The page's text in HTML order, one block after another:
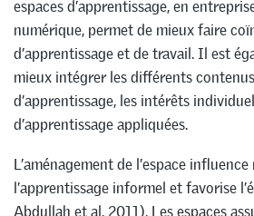
espaces d’apprentissage, en
numérique, permet de mieux faire
d’apprentissage et de travail. Il est
mieux intégrer les différents
d’apprentissage, les intérêts
d’apprentissage appliquées.
L’aménagement de l’espace
l’apprentissage informel et favorise
Abdullah et al. 2011). Les espaces